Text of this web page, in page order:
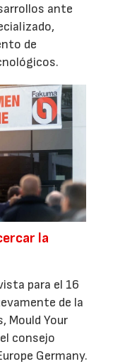
ante
de
la
para el 16
de la
Mould Your
consejo
Germany.